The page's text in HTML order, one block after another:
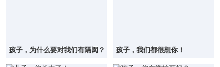
孩子，为什么要对我们有隔阂？ 孩子，我们都很想你！